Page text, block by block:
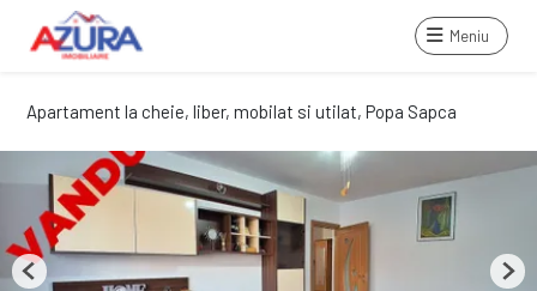
Meniu
Apartament la cheie, liber, mobilat si utilat, Popa Sapca
Previous Next